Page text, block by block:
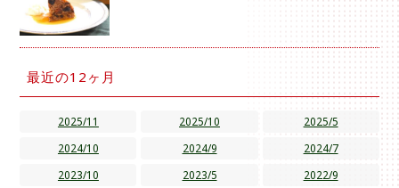
最近の12ヶ月
2025/11 2025/10
2025/5
2024/10
2024/9
2024/7
2023/10
2023/5
2022/9